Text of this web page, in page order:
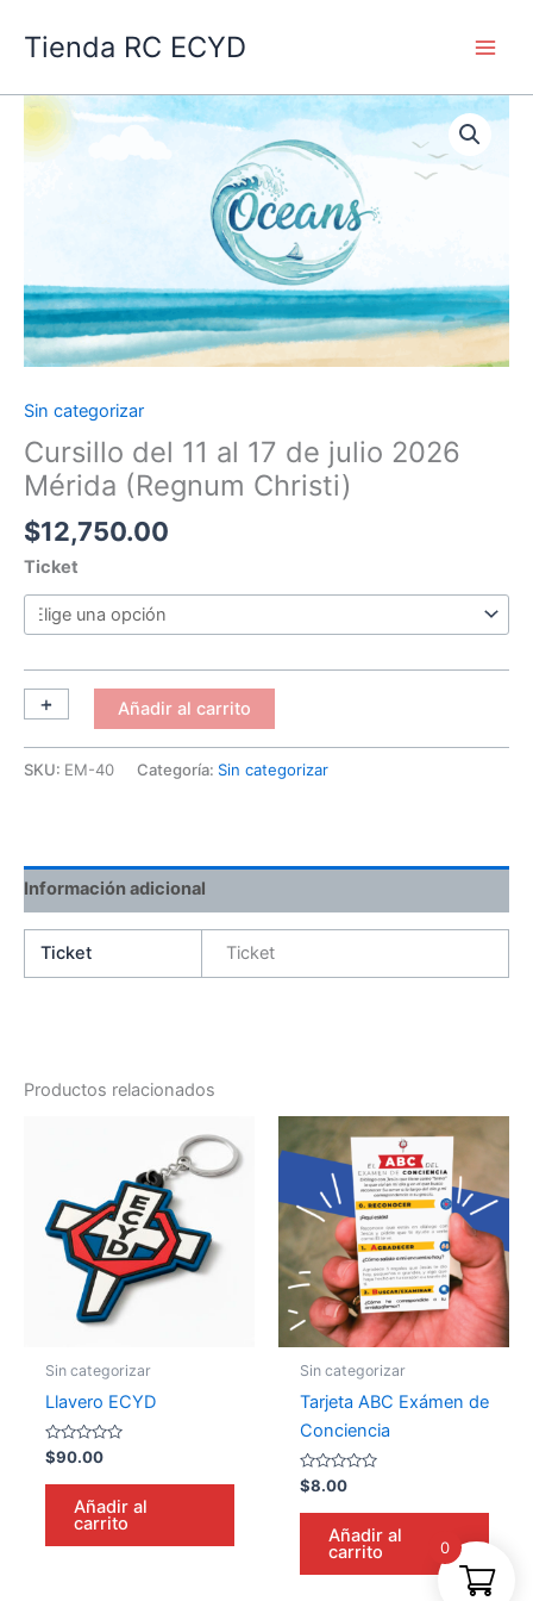
Tienda RC ECYD
Sin categorizar
Cursillo del 11 al 17 de julio 2026
Mérida (Regnum Christi)
$12,750.00
Ticket
-
Cursillo
del
11
al
17
de
2026
(Regnum
Christi)
+ Añadir al carrito
SKU: EM-40 Categoría: Sin categorizar
Información adicional
Ticket Ticket
Productos relacionados
Sin categorizar
Llavero ECYD
Valorado
en
0
$90.00
Añadir al
carrito
Sin categorizar
Tarjeta ABC Exámen de
Conciencia
Valorado
en
0
$8.00
Añadir al
carrito 0